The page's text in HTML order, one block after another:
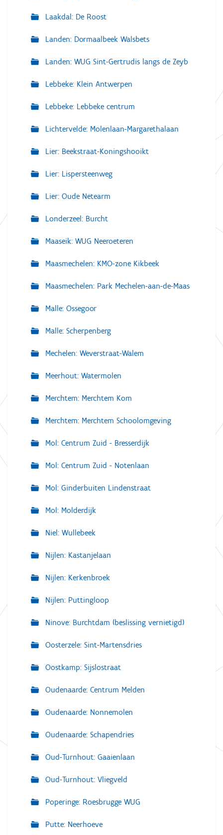
Laakdal: De Roost
Landen: Dormaalbeek Walsbets
Landen: WUG Sint-Gertrudis langs de Zeyb
Lebbeke: Klein Antwerpen
Lebbeke: Lebbeke centrum
Lichtervelde: Molenlaan-Margarethalaan
Lier: Beekstraat-Koningshooikt
Lier: Lispersteenweg
Lier: Oude Netearm
Londerzeel: Burcht
Maaseik: WUG Neeroeteren
Maasmechelen: KMO-zone Kikbeek
Maasmechelen: Park Mechelen-aan-de-Maas
Malle: Ossegoor
Malle: Scherpenberg
Mechelen: Weverstraat-Walem
Meerhout: Watermolen
Merchtem: Merchtem Kom
Merchtem: Merchtem Schoolomgeving
Mol: Centrum Zuid - Bresserdijk
Mol: Centrum Zuid - Notenlaan
Mol: Ginderbuiten Lindenstraat
Mol: Molderdijk
Niel: Wullebeek
Nijlen: Kastanjelaan
Nijlen: Kerkenbroek
Nijlen: Puttingloop
Ninove: Burchtdam (beslissing vernietigd)
Oosterzele: Sint-Martensdries
Oostkamp: Sijslostraat
Oudenaarde: Centrum Melden
Oudenaarde: Nonnemolen
Oudenaarde: Schapendries
Oud-Turnhout: Gaaienlaan
Oud-Turnhout: Vliegveld
Poperinge: Roesbrugge WUG
Putte: Neerhoeve